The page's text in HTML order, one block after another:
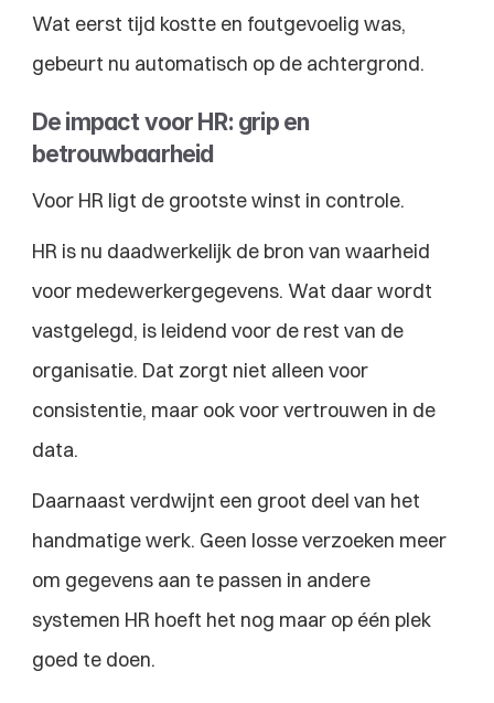
Wat eerst tijd kostte en foutgevoelig was,
gebeurt nu automatisch op de achtergrond.
De impact voor HR: grip en
betrouwbaarheid
Voor HR ligt de grootste winst in controle.
HR is nu daadwerkelijk de bron van waarheid
voor medewerkergegevens. Wat daar wordt
vastgelegd, is leidend voor de rest van de
organisatie. Dat zorgt niet alleen voor
consistentie, maar ook voor vertrouwen in de
data.
Daarnaast verdwijnt een groot deel van het
handmatige werk. Geen losse verzoeken meer
om gegevens aan te passen in andere
systemen HR hoeft het nog maar op één plek
goed te doen.